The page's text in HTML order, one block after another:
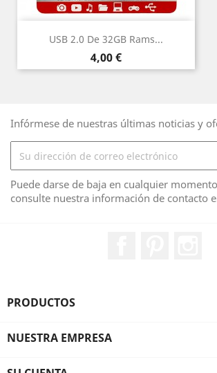
USB 2.0 De 32GB Rams...
Precio
4,00 €
Infórmese de nuestras últimas noticias y
Puede darse de baja en cualquier
consulte nuestra información de contacto
PRODUCTOS
NUESTRA EMPRESA